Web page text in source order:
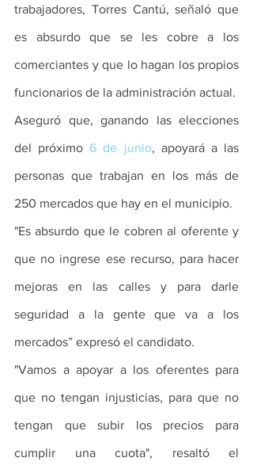
trabajadores, Torres Cantú, señaló que
es absurdo que se les cobre a los
comerciantes y que lo hagan los propios
funcionarios de la administración actual.
Aseguró que, ganando las elecciones
del próximo 6 de junio, apoyará a las
personas que trabajan en los más de
250 mercados que hay en el municipio.
"Es absurdo que le cobren al oferente y
que no ingrese ese recurso, para hacer
mejoras en las calles y para darle
seguridad a la gente que va a los
mercados” expresó el candidato.
"Vamos a apoyar a los oferentes para
que no tengan injusticias, para que no
tengan que subir los precios para
cumplir una cuota", resaltó el